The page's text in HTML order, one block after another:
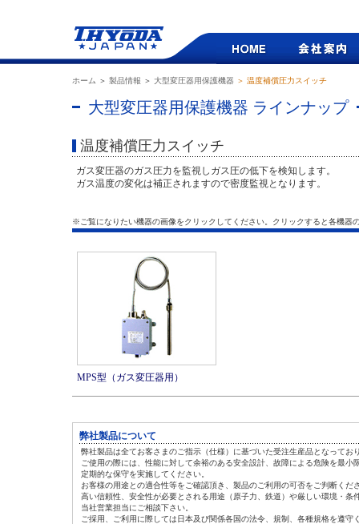
ホーム ＞ 製品情報 ＞ 大型変圧器用保護機器 ＞ 温度補償圧力スイッチ
大型変圧器用保護機器 ラインナップ
温度補償圧力スイッチ
ガス変圧器のガス圧力を監視しガス圧の低下を検知します。
ガス温度の変化は補正されますので密度監視となります。
※ご覧になりたい機器の画像をクリックしてください。クリックすると各機器
MPS型（ガス変圧器用）
弊社製品について
弊社製品は全てお客さまのご指示（仕様）に基づいた受注生産品となってお
ご使用の際には、性能に対して余裕のある安全設計、故障による危険を最小
定期的な保守を実施してください。
お客様の用途との適合性等をご確認頂き、製品のご利用の可否をご判断くだ
高い信頼性、安全性が必要とされる用途（原子力、鉄道）や厳しい環境・条
当社営業担当にご相談下さい。
ご採用、ご利用に際しては日本及び関係各国の法令、規制、各種規格を遵守